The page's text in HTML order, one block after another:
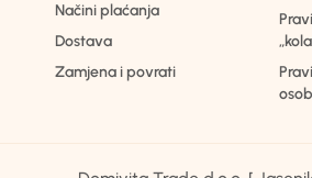
Načini plaćanja
Dostava
Zamjena i povrati